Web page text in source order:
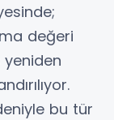
değeri
bu tür